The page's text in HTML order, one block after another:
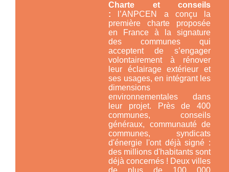
Charte et conseils
: l’ANPCEN a conçu la
première charte proposée
en France à la signature
des communes qui
acceptent de s’engager
volontairement à rénover
leur éclairage extérieur et
ses usages, en intégrant les
dimensions
environnementales dans
leur projet. Près de 400
communes, conseils
généraux, communauté de
communes, syndicats
d'énergie l'ont déjà signé :
des millions d'habitants sont
déjà concernés ! Deux villes
de plus de 100 000